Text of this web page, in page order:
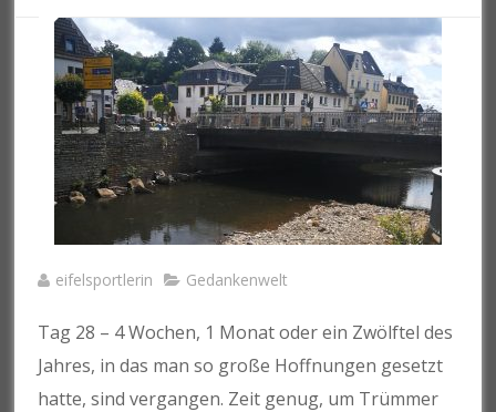
eifelsportlerin Gedankenwelt
Tag 28 – 4 Wochen, 1 Monat oder ein Zwölftel des
Jahres, in das man so große Hoffnungen gesetzt
hatte, sind vergangen. Zeit genug, um Trümmer